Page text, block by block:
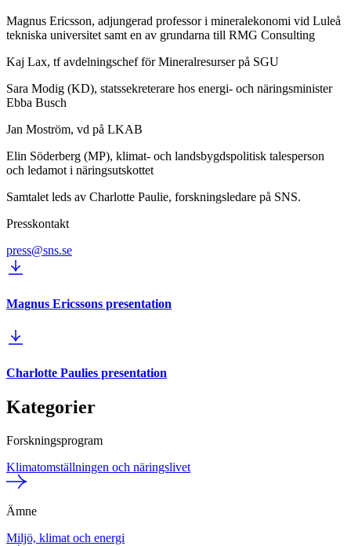
Magnus Ericsson, adjungerad professor i mineralekonomi vid Luleå
tekniska universitet samt en av grundarna till RMG Consulting
Kaj Lax, tf avdelningschef för Mineralresurser på SGU
Sara Modig (KD), statssekreterare hos energi- och näringsminister
Ebba Busch
Jan Moström, vd på LKAB
Elin Söderberg (MP), klimat- och landsbygdspolitisk talesperson
och ledamot i näringsutskottet
Samtalet leds av Charlotte Paulie, forskningsledare på SNS.
Presskontakt
press@sns.se
Magnus Ericssons presentation
Charlotte Paulies presentation
Kategorier
Forskningsprogram
Klimatomställningen och näringslivet
Ämne
Miljö, klimat och energi